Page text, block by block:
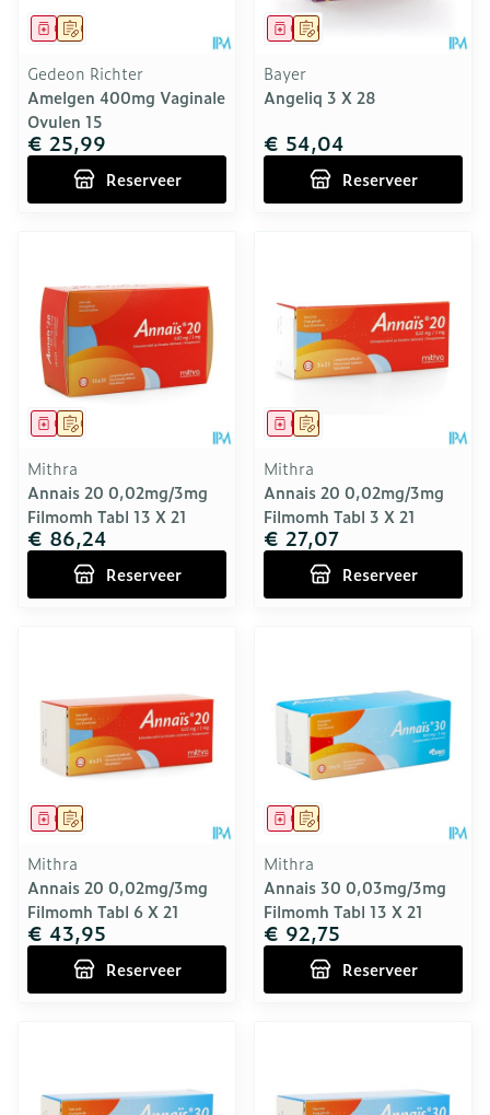
Op voorschrift
Geneesmiddel
Gedeon Richter
Amelgen 400mg Vaginale
Ovulen 15
€ 25,99
Reserveer
Op voorschrift
Geneesmiddel
Bayer
Angeliq 3 X 28
€ 54,04
Reserveer
Op voorschrift
Geneesmiddel
Mithra
Annais 20 0,02mg/3mg
Filmomh Tabl 13 X 21
€ 86,24
Reserveer
Op voorschrift
Geneesmiddel
Mithra
Annais 20 0,02mg/3mg
Filmomh Tabl 3 X 21
€ 27,07
Reserveer
Op voorschrift
Geneesmiddel
Mithra
Annais 20 0,02mg/3mg
Filmomh Tabl 6 X 21
€ 43,95
Reserveer
Op voorschrift
Geneesmiddel
Mithra
Annais 30 0,03mg/3mg
Filmomh Tabl 13 X 21
€ 92,75
Reserveer